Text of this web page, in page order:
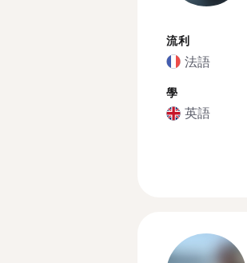
流利
法語
學
英語